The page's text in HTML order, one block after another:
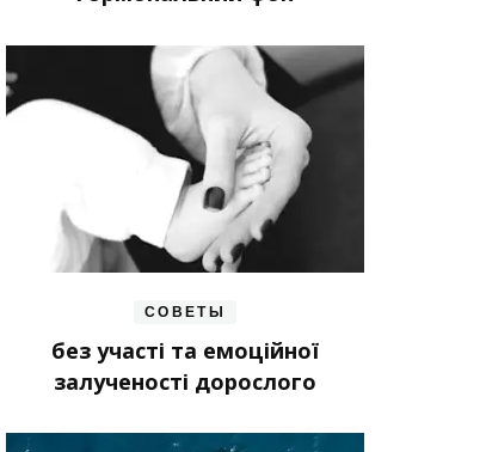
СОВЕТЫ
без участі та емоційної
залученості дорослого